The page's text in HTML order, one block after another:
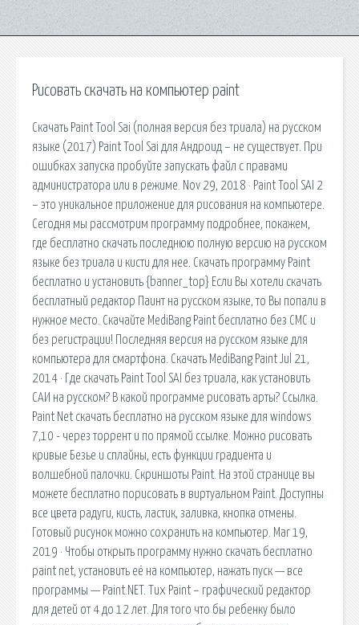
Рисовать скачать на компьютер paint
Скачать Paint Tool Sai (полная версия без триала) на русском
языке (2017) Paint Tool Sai для Андроид – не существует. При
ошибках запуска пробуйте запускать файл с правами
администратора или в режиме. Nov 29, 2018 · Paint Tool SAI 2
– это уникальное приложение для рисования на компьютере.
Сегодня мы рассмотрим программу подробнее, покажем,
где бесплатно скачать последнюю полную версию на русском
языке без триала и кисти для нее. Скачать программу Paint
бесплатно и установить {banner_top} Если Вы хотели скачать
бесплатный редактор Паинт на русском языке, то Вы попали в
нужное место. Скачайте MediBang Paint бесплатно без СМС и
без регистрации! Последняя версия на русском языке для
компьютера для смартфона. Скачать MediBang Paint Jul 21,
2014 · Где скачать Paint Tool SAI без триала, как установить
САИ на русском? В какой программе рисовать арты? Ссылка.
Paint Net скачать бесплатно на русском языке для windows
7,10 - через торрент и по прямой ссылке. Можно рисовать
кривые Безье и сплайны, есть функции градиента и
волшебной палочки. Скриншоты Paint. На этой странице вы
можете бесплатно порисовать в виртуальном Paint. Доступны
все цвета радуги, кисть, ластик, заливка, кнопка отмены.
Готовый рисунок можно сохранить на компьютер. Mar 19,
2019 · Чтобы открыть программу нужно скачать бесплатно
paint net, установить её на компьютер, нажать пуск — все
программы — Paint.NET. Tux Paint – графический редактор
для детей от 4 до 12 лет. Для того что бы ребенку было